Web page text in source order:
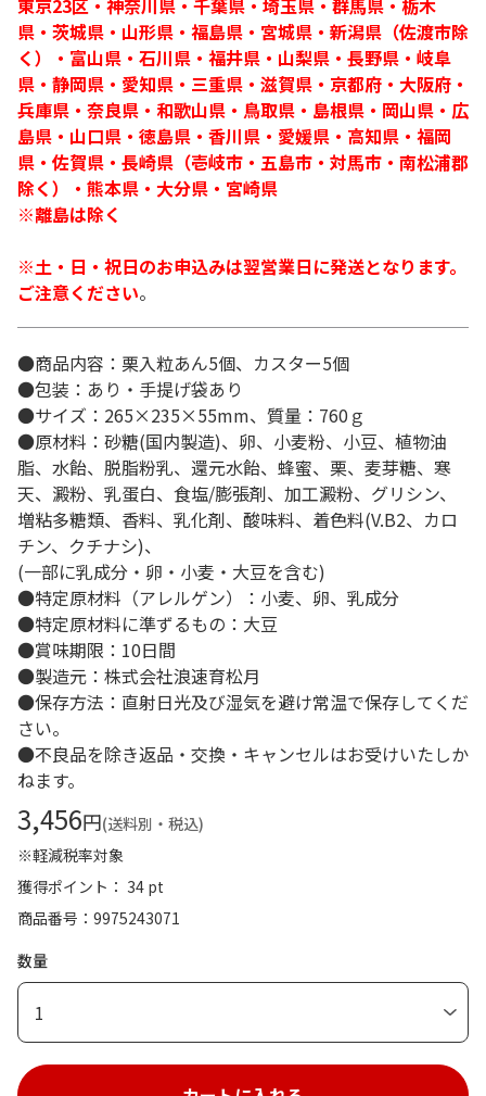
東京23区・神奈川県・千葉県・埼玉県・群馬県・栃木
県・茨城県・山形県・福島県・宮城県・新潟県（佐渡市除
く）・富山県・石川県・福井県・山梨県・長野県・岐阜
県・静岡県・愛知県・三重県・滋賀県・京都府・大阪府・
兵庫県・奈良県・和歌山県・鳥取県・島根県・岡山県・広
島県・山口県・徳島県・香川県・愛媛県・高知県・福岡
県・佐賀県・長崎県（壱岐市・五島市・対馬市・南松浦郡
除く）・熊本県・大分県・宮崎県
※離島は除く
※土・日・祝日のお申込みは翌営業日に発送となります。
ご注意ください。
●商品内容：栗入粒あん5個、カスター5個
●包装：あり・手提げ袋あり
●サイズ：265×235×55mm、質量：760ｇ
●原材料：砂糖(国内製造)、卵、小麦粉、小豆、植物油
脂、水飴、脱脂粉乳、還元水飴、蜂蜜、栗、麦芽糖、寒
天、澱粉、乳蛋白、食塩/膨張剤、加工澱粉、グリシン、
増粘多糖類、香料、乳化剤、酸味料、着色料(V.B2、カロ
チン、クチナシ)、
(一部に乳成分・卵・小麦・大豆を含む)
●特定原材料（アレルゲン）：小麦、卵、乳成分
●特定原材料に準ずるもの：大豆
●賞味期限：10日間
●製造元：株式会社浪速育松月
●保存方法：直射日光及び湿気を避け常温で保存してくだ
さい。
●不良品を除き返品・交換・キャンセルはお受けいたしか
ねます。
3,456円(送料別・税込)
※軽減税率対象
獲得ポイント： 34 pt
商品番号
9975243071
数量
1